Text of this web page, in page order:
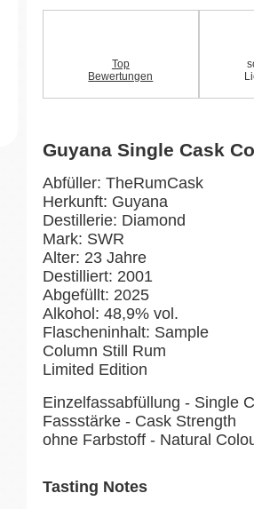
Top
Bewertungen
Guyana Single Cask
Abfüller: TheRumCask
Herkunft: Guyana
Destillerie: Diamond
Mark: SWR
Alter: 23 Jahre
Destilliert: 2001
Abgefüllt: 2025
Alkohol: 48,9% vol.
Flascheninhalt: Sample
Column Still Rum
Limited Edition
Einzelfassabfüllung - Single
Fassstärke - Cask Strength
ohne Farbstoff - Natural
Tasting Notes